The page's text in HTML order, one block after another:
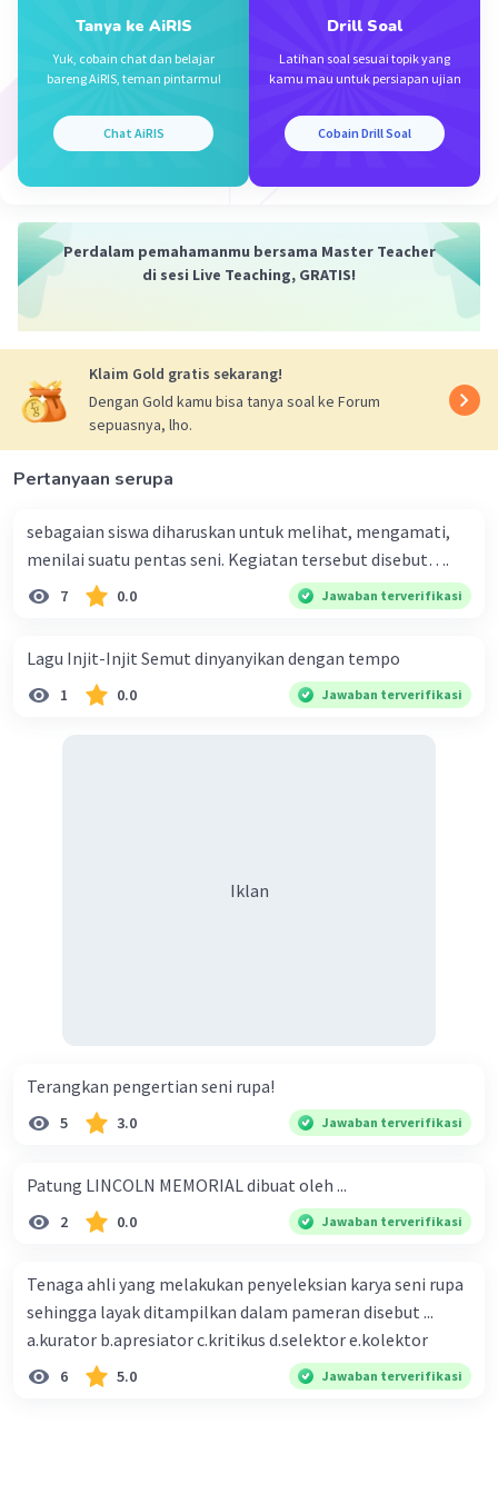
Novi N Level 18
E. Pendekatan structural
Tanya ke AiRIS
Yuk, cobain chat dan belajar
bareng AiRIS, teman pintarmu!
Chat AiRIS
Drill Soal
Latihan soal sesuai topik yang
kamu mau untuk persiapan ujian
Cobain Drill Soal
Perdalam pemahamanmu bersama Master Teacher
di sesi Live Teaching, GRATIS!
Klaim Gold gratis sekarang!
Dengan Gold kamu bisa tanya soal ke Forum
sepuasnya, lho.
Pertanyaan serupa
sebagaian siswa diharuskan untuk melihat, mengamati,
menilai suatu pentas seni. Kegiatan tersebut disebut….
7 0.0 Jawaban terverifikasi
Lagu Injit-Injit Semut dinyanyikan dengan tempo
1 0.0 Jawaban terverifikasi
Iklan
Terangkan pengertian seni rupa!
5 3.0 Jawaban terverifikasi
Patung LINCOLN MEMORIAL dibuat oleh ...
2 0.0 Jawaban terverifikasi
Tenaga ahli yang melakukan penyeleksian karya seni rupa
sehingga layak ditampilkan dalam pameran disebut ...
a.kurator b.apresiator c.kritikus d.selektor e.kolektor
6 5.0 Jawaban terverifikasi